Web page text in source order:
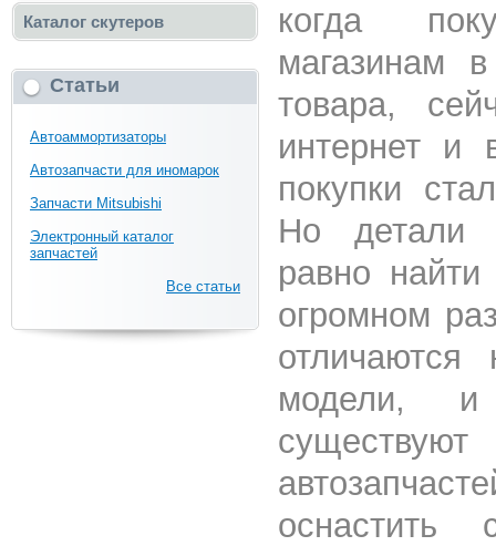
Каталог скутеров
Статьи
Автоаммортизаторы
Автозапчасти для иномарок
Запчасти Mitsubishi
Электронный каталог
запчастей
Все статьи
когда
магазинам
товара,
интернет и
покупки
Но детали
равно
огромном
модели,
оснастить